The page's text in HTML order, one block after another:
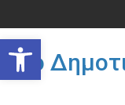
Ανοίξτε τη γραμμή εργαλείων
στο
περιεχόμενο
3ο